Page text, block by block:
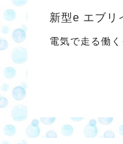
新型e エブリ
電気で走る働